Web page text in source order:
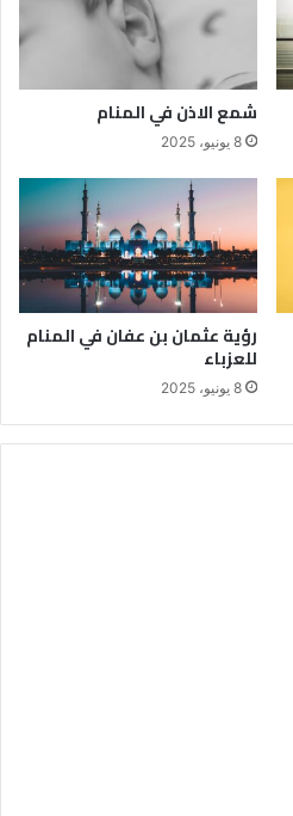
شمع الاذن في المنام
8 يونيو، 2025
رؤية عثمان بن عفان في المنام
للعزباء
8 يونيو، 2025